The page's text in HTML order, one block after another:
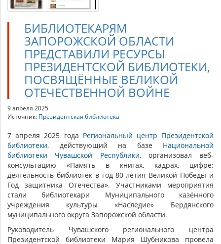
БИБЛИОТЕКАРЯМ
ЗАПОРОЖСКОЙ ОБЛАСТИ
ПРЕДСТАВИЛИ РЕСУРСЫ
ПРЕЗИДЕНТСКОЙ БИБЛИОТЕКИ,
ПОСВЯЩЁННЫЕ ВЕЛИКОЙ
ОТЕЧЕСТВЕННОЙ ВОЙНЕ
9 апреля 2025
Источник: Президентская библиотека
7 апреля 2025 года Региональный центр Президентской
библиотеки, действующий на базе Национальной
библиотеки Чувашской Республики, организовал веб-
консультацию «Память в книгах, кадрах, цифре:
деятельность библиотек в год 80-летия Великой Победы и
Год защитника Отечества». Участниками мероприятия
стали библиотекари Муниципального казённого
учреждения культуры «Наследие» Бердянского
муниципального округа Запорожской области.
Руководитель Чувашского регионального центра
Президентской библиотеки Мария Шубникова провела